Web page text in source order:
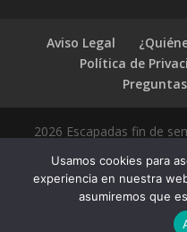
Aviso Legal
Política de
2026 Escapadas fin de
Usamos cookies para
experiencia en nuestra
asumiremos que